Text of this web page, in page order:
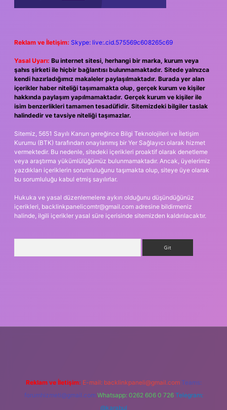
Reklam ve İletişim: Skype: live:.cid.575569c608265c69
Yasal Uyarı: Bu internet sitesi, herhangi bir marka, kurum veya
şahıs şirketi ile hiçbir bağlantısı bulunmamaktadır. Sitede yalnızca
kendi hazırladığımız makaleler paylaşılmaktadır. Burada yer alan
içerikler haber niteliği taşımamakta olup, gerçek kurum ve kişiler
hakkında paylaşım yapılmamaktadır. Gerçek kurum ve kişiler ile
isim benzerlikleri tamamen tesadüfidir. Sitemizdeki bilgiler taslak
halindedir ve tavsiye niteliği taşımazlar.
Sitemiz, 5651 Sayılı Kanun gereğince Bilgi Teknolojileri ve İletişim
Kurumu (BTK) tarafından onaylanmış bir Yer Sağlayıcı olarak hizmet
vermektedir. Bu nedenle, sitedeki içerikleri proaktif olarak denetleme
veya araştırma yükümlülüğümüz bulunmamaktadır. Ancak, üyelerimiz
yazdıkları içeriklerin sorumluluğunu taşımakta olup, siteye üye olarak
bu sorumluluğu kabul etmiş sayılırlar.
Hukuka ve yasal düzenlemelere aykırı olduğunu düşündüğünüz
içerikleri, backlinkpanelicomtr@gmail.com adresine bildirmeniz
halinde, ilgili içerikler yasal süre içerisinde sitemizden kaldırılacaktır.
Reklam ve İletişim: E-mail: backlinkpaneli@gmail.com Teams:
forumhizmeti@gmail.com Whatsapp: 0262 606 0 726 Telegram:
@karabul